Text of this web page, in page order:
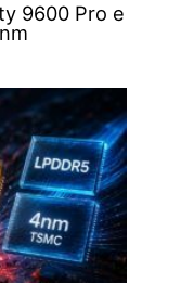
9600 Pro e